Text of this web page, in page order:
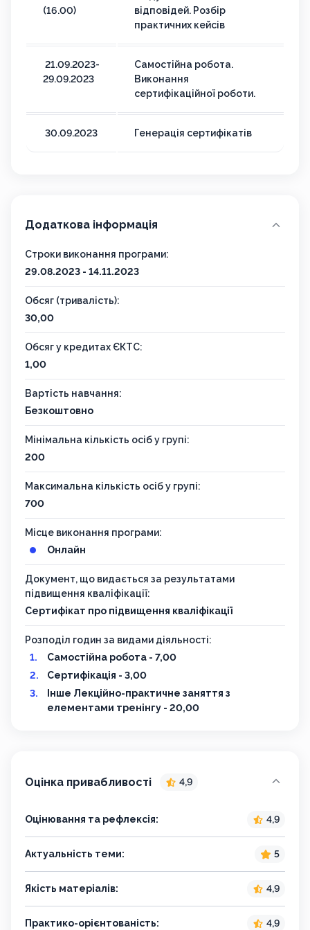
(16.00)
відповідей. Розбір
практичних кейсів
21.09.2023-
29.09.2023
Самостійна робота.
Виконання
сертифікаційної роботи.
30.09.2023 Генерація сертифікатів
Додаткова інформація
Строки виконання програми:
29.08.2023 - 14.11.2023
Обсяг (тривалість):
30,00
Обсяг у кредитах ЄКТС:
1,00
Вартість навчання:
Безкоштовно
Мінімальна кількість осіб у групі:
200
Максимальна кількість осіб у групі:
700
Місце виконання програми:
Онлайн
Документ, що видається за результатами
підвищення кваліфікації:
Сертифікат про підвищення кваліфікації
Розподіл годин за видами діяльності:
Самостійна робота - 7,00
Сертифікація - 3,00
Інше Лекційно-практичне заняття з
елементами тренінгу - 20,00
Оцінка привабливості 4,9
Оцінювання та рефлексія: 4,9
Актуальність теми: 5
Якість матеріалів: 4,9
Практико-орієнтованість: 4,9